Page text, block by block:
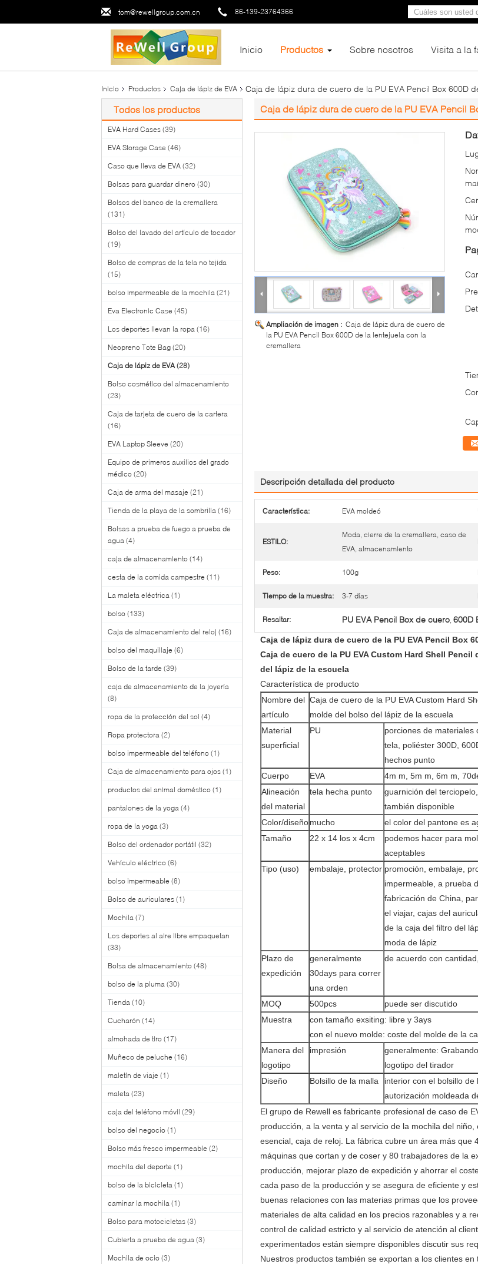
tom@rewellgroup.com.cn 86-139-23764366
Inicio Productos Sobre nosotros Visita a la
Inicio Productos Caja de lápiz de EVA Caja de lápiz dura de cuero de la PU EVA Pencil Box 600D
Todos los productos
EVA Hard Cases (39)
EVA Storage Case (46)
Caso que lleva de EVA (32)
Bolsas para guardar dinero (30)
Bolsos del banco de la cremallera
(131)
Bolso del lavado del artículo de tocador
(19)
Bolso de compras de la tela no tejida
(15)
bolso impermeable de la mochila (21)
Eva Electronic Case (45)
Los deportes llevan la ropa (16)
Neopreno Tote Bag (20)
Caja de lápiz de EVA (28)
Bolso cosmético del almacenamiento
(23)
Caja de tarjeta de cuero de la cartera
(16)
EVA Laptop Sleeve (20)
Equipo de primeros auxilios del grado
médico (20)
Caja de arma del masaje (21)
Tienda de la playa de la sombrilla (16)
Bolsas a prueba de fuego a prueba de
agua (4)
caja de almacenamiento (14)
cesta de la comida campestre (11)
La maleta eléctrica (1)
bolso (133)
Caja de almacenamiento del reloj (16)
bolso del maquillaje (6)
Bolso de la tarde (39)
caja de almacenamiento de la joyería
(8)
ropa de la protección del sol (4)
Ropa protectora (2)
bolso impermeable del teléfono (1)
Caja de almacenamiento para ojos (1)
productos del animal doméstico (1)
pantalones de la yoga (4)
ropa de la yoga (3)
Bolso del ordenador portátil (32)
Vehículo eléctrico (6)
bolso impermeable (8)
Bolso de auriculares (1)
Mochila (7)
Los deportes al aire libre empaquetan
(33)
Bolsa de almacenamiento (48)
bolso de la pluma (30)
Tienda (10)
Cucharón (14)
almohada de tiro (17)
Muñeco de peluche (16)
maletín de viaje (1)
maleta (23)
caja del teléfono móvil (29)
bolso del negocio (1)
Bolso más fresco impermeable (2)
mochila del deporte (1)
bolso de la bicicleta (1)
caminar la mochila (1)
Bolso para motocicletas (3)
Cubierta a prueba de agua (3)
Mochila de ocio (3)
Caja de lápiz dura de cuero de la PU EVA Pencil
Ampliación de imagen : Caja de lápiz dura de cuero de
la PU EVA Pencil Box 600D de la lentejuela con la
cremallera
Descripción detallada del producto
Característica: EVA moldeó
ESTILO:
Moda, cierre de la cremallera, caso de
EVA, almacenamiento
Peso: 100g
Tiempo de la muestra: 3-7 días
Resaltar: PU EVA Pencil Box de cuero, 600D
Caja de lápiz dura de cuero de la PU EVA Pencil Box
Caja de cuero de la PU EVA Custom Hard Shell
del lápiz de la escuela
Característica de producto
Nombre del
artículo
Caja de cuero de la PU EVA Custom Hard
molde del bolso del lápiz de la escuela
Material
superficial
PU
porciones de materiales
tela, poliéster 300D,
hechos punto
Cuerpo
EVA
4m m, 5m m, 6m m,
Alineación
del material
tela hecha punto
guarnición del
también disponible
Color/diseñomucho
el color del pantone es
Tamaño
22 x 14 los x 4cm
podemos hacer para
aceptables
Tipo (uso)
embalaje, protector promoción, embalaje,
impermeable, a prueba
fabricación de China,
el viajar, cajas del
de la caja del filtro del
moda de lápiz
Plazo de
expedición
generalmente
30days para correr
una orden
de acuerdo con
MOQ 500pcs
puede ser discutido
Muestra
con tamaño exsiting: libre y 3ays
con el nuevo molde: coste del molde de la
Manera del
logotipo
impresión
generalmente:
logotipo del tirador
Diseño
Bolsillo de la malla
interior con el bolsillo de
autorización moldeada
El grupo de Rewell es fabricante profesional de caso de
producción, a la venta y al servicio de la mochila del
esencial, caja de reloj. La fábrica cubre un área más
máquinas que cortan y de coser y 80 trabajadores de la
producción, mejorar plazo de expedición y ahorrar el
cada paso de la producción y se asegura de eficiente y
buenas relaciones con las materias primas que los
materiales de alta calidad en los precios razonables y a
control de calidad estricto y al servicio de atención al
experimentados están siempre disponibles discutir sus
Nuestros productos también se exportan a los clientes